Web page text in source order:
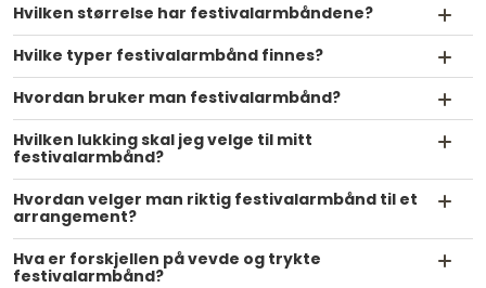
Hvilken størrelse har festivalarmbåndene?
Hvilke typer festivalarmbånd finnes?
Hvordan bruker man festivalarmbånd?
Hvilken lukking skal jeg velge til mitt
festivalarmbånd?
Hvordan velger man riktig festivalarmbånd til et
arrangement?
Hva er forskjellen på vevde og trykte
festivalarmbånd?